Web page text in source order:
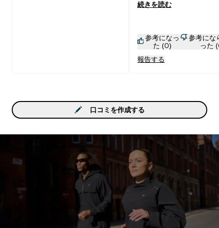
やすいですよ！
続きを読む
参考になっ
た (0)
参考にな
った
報告する
口コミを作成する